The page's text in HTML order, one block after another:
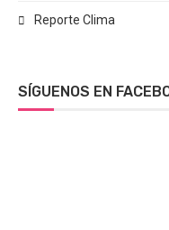
Reporte Clima
SÍGUENOS EN